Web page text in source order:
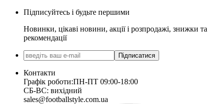
Підписуйтесь і будьте першими
Новинки, цікаві новини, акції і розпродажі, знижки та
рекомендації
Підписатися
Контакти
Графік роботи:ПН-ПТ 09:00-18:00
СБ-ВС: вихідний
sales@footballstyle.com.ua